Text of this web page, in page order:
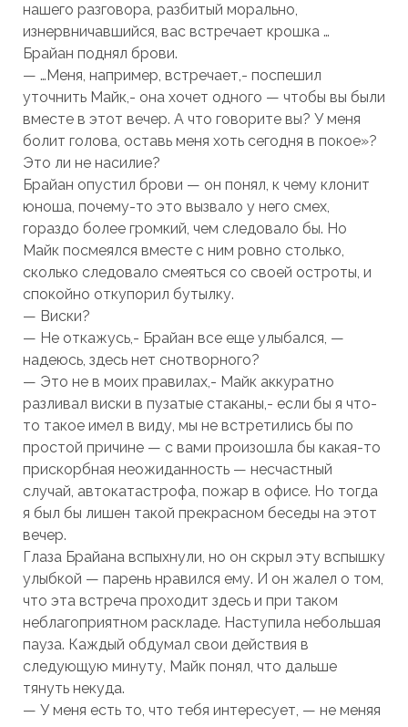
нашего разговора, разбитый морально,
изнервничавшийся, вас встречает крошка …
Брайан поднял брови.
— …Меня, например, встречает,- поспешил
уточнить Майк,- она хочет одного — чтобы вы были
вместе в этот вечер. А что говорите вы? У меня
болит голова, оставь меня хоть сегодня в покое»?
Это ли не насилие?
Брайан опустил брови — он понял, к чему клонит
юноша, почему-то это вызвало у него смех,
гораздо более громкий, чем следовало бы. Но
Майк посмеялся вместе с ним ровно столько,
сколько следовало смеяться со своей остроты, и
спокойно откупорил бутылку.
— Виски?
— Не откажусь,- Брайан все еще улыбался, —
надеюсь, здесь нет снотворного?
— Это не в моих правилах,- Майк аккуратно
разливал виски в пузатые стаканы,- если бы я что-
то такое имел в виду, мы не встретились бы по
простой причине — с вами произошла бы какая-то
прискорбная неожиданность — несчастный
случай, автокатастрофа, пожар в офисе. Но тогда
я был бы лишен такой прекрасном беседы на этот
вечер.
Глаза Брайана вспыхнули, но он скрыл эту вспышку
улыбкой — парень нравился ему. И он жалел о том,
что эта встреча проходит здесь и при таком
неблагоприятном раскладе. Наступила небольшая
пауза. Каждый обдумал свои действия в
следующую минуту, Майк понял, что дальше
тянуть некуда.
— У меня есть то, что тебя интересует, — не меняя